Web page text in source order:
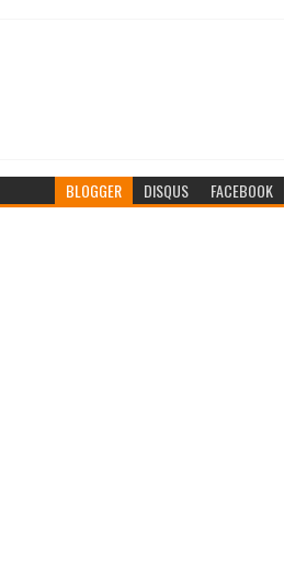
BLOGGER DISQUS FACEBOOK